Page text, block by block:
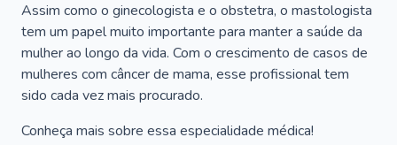
Assim como o ginecologista e o obstetra, o mastologista
tem um papel muito importante para manter a saúde da
mulher ao longo da vida. Com o crescimento de casos de
mulheres com câncer de mama, esse profissional tem
sido cada vez mais procurado.
Conheça mais sobre essa especialidade médica!